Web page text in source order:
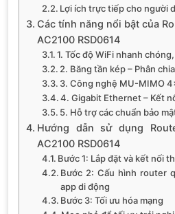
Lợi ích trực tiếp cho người
Các tính năng nổi bật của
AC2100 RSD0614
1. Tốc độ WiFi nhanh
2. Băng tần kép – Phân
3. Công nghệ MU-MIMO
4. Gigabit Ethernet – Kết
5. Hỗ trợ các chuẩn bảo
Hướng dẫn sử dụng
AC2100 RSD0614
Bước 1: Lắp đặt và kết nối
Bước 2: Cấu hình router
app di động
Bước 3: Tối ưu hóa mạng